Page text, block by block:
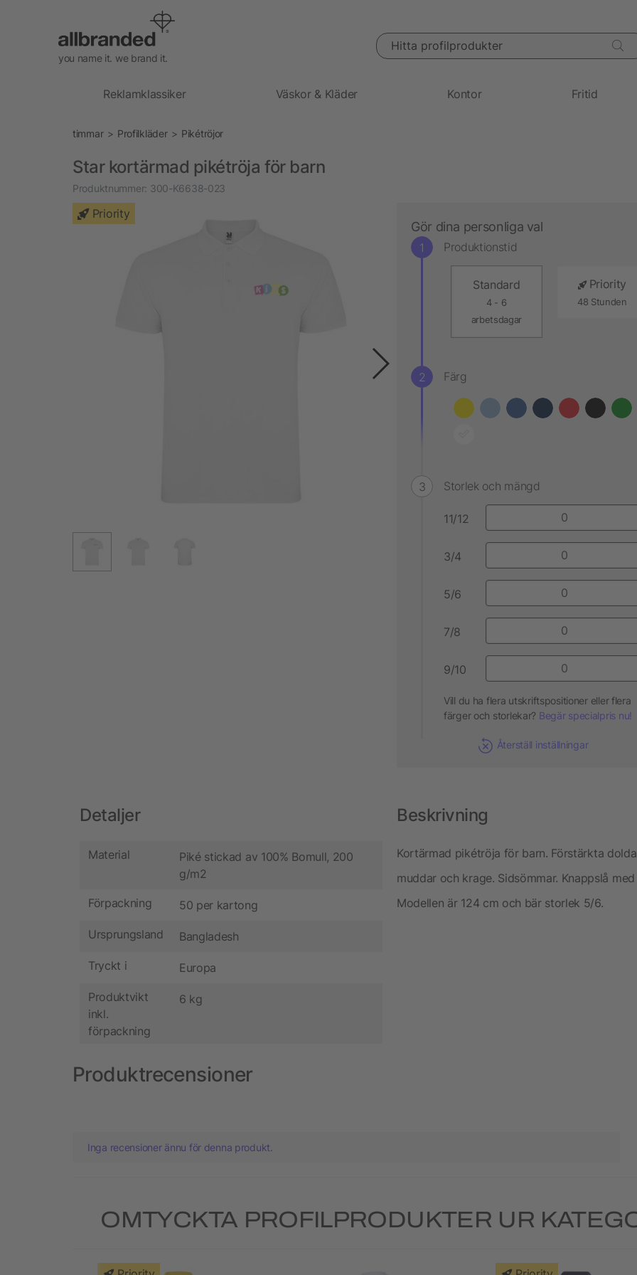
you name it. we brand it.
Hitta profilprodukter
Reklamklassiker Väskor & Kläder Kontor Fritid
timmar Profilkläder Pikétröjor
Star kortärmad pikétröja för barn
Produktnummer: 300-K6638-023
Priority
Gör dina personliga val
Produktionstid
Standard
4 - 6
arbetsdagar
Priority
48 Stunden
Färg
Storlek och mängd
11/12
3/4
5/6
7/8
9/10
Vill du ha flera utskriftspositioner eller flera
färger och storlekar? Begär specialpris nu!
Återställ inställningar
Detaljer
Material
Piké stickad av 100% Bomull, 200
g/m2
Förpackning 50 per kartong
Ursprungsland Bangladesh
Tryckt i Europa
Produktvikt
inkl.
förpackning
6 kg
Beskrivning
Kortärmad pikétröja för barn. Förstärkta
muddar och krage. Sidsömmar. Knappslå
Modellen är 124 cm och bär storlek 5/6.
Produktrecensioner
Inga recensioner ännu för denna produkt.
OMTYCKTA PROFILPRODUKTER UR